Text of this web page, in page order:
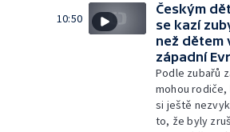
10:50
Českým
se kazí
než dětem
západní
Podle zubařů
mohou
si ještě
to, že byly